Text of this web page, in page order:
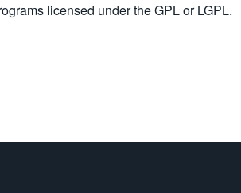
licensed under the GPL or LGPL.